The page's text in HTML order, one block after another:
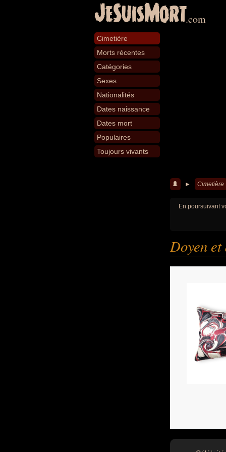
JeSuisMort.com
Cimetière
Morts récentes
Catégories
Sexes
Nationalités
Dates naissance
Dates mort
Populaires
Toujours vivants
► Cimetière
En poursuivant
Doyen et